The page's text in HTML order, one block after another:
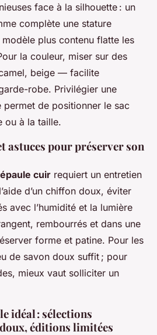
face à la silhouette : un
complète une stature
modèle plus contenu flatte les
la couleur, miser sur des
beige — facilite
robe. Privilégier une
permet de positionner le sac
ou à la taille.
astuces pour préserver son
cuir requiert un entretien
d’un chiffon doux, éviter
avec l’humidité et la lumière
rembourrés et dans une
forme et patine. Pour les
de savon doux suffit ; pour
mieux vaut solliciter un
idéal : sélections
éditions limitées